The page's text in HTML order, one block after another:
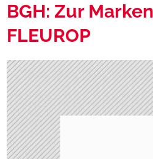
BGH: Zur
FLEUROP